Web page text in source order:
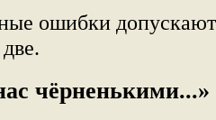
ошибки
чёрненькими...»